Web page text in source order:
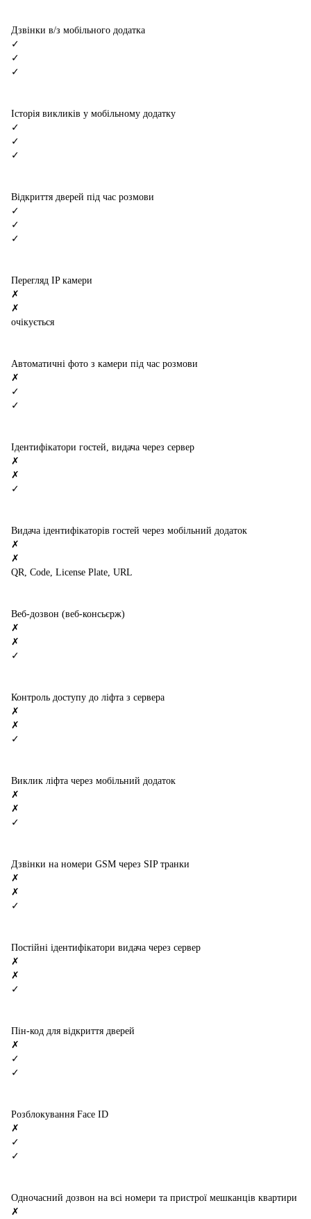
Дзвінки в/з мобільного додатка
✓
✓
✓
Історія викликів у мобільному додатку
✓
✓
✓
Відкриття дверей під час розмови
✓
✓
✓
Перегляд IP камери
✗
✗
очікується
Автоматичні фото з камери під час розмови
✗
✓
✓
Ідентифікатори гостей, видача через сервер
✗
✗
✓
Видача ідентифікаторів гостей через мобільний додаток
✗
✗
QR, Code, License Plate, URL
Веб-дозвон (веб-консьєрж)
✗
✗
✓
Контроль доступу до ліфта з сервера
✗
✗
✓
Виклик ліфта через мобільний додаток
✗
✗
✓
Дзвінки на номери GSM через SIP транки
✗
✗
✓
Постійні ідентифікатори видача через сервер
✗
✗
✓
Пін-код для відкриття дверей
✗
✓
✓
Розблокування Face ID
✗
✓
✓
Одночасний дозвон на всі номери та пристрої мешканців квартири
✗